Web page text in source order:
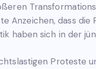
Anzeichen, dass
haben sich in der
Proteste